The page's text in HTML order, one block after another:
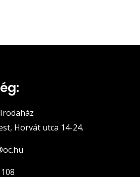
Horvát utca 14-24.